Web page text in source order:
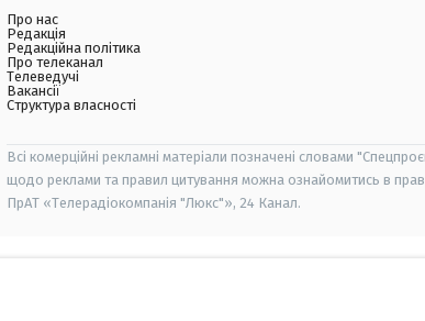
Про нас
Редакція
Редакційна політика
Про телеканал
Телеведучі
Вакансії
Структура власності
Всі комерційні рекламні матеріали позначені словами
щодо реклами та правил цитування можна ознайомитись в
ПрАТ «Телерадіокомпанія "Люкс"», 24 Канал.